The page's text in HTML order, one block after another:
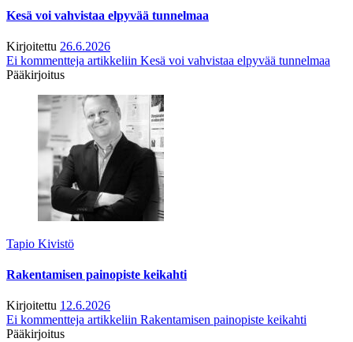
Kesä voi vahvistaa elpyvää tunnelmaa
Kirjoitettu 26.6.2026
Ei kommentteja artikkeliin Kesä voi vahvistaa elpyvää tunnelmaa
Pääkirjoitus
Tapio Kivistö
Rakentamisen painopiste keikahti
Kirjoitettu 12.6.2026
Ei kommentteja artikkeliin Rakentamisen painopiste keikahti
Pääkirjoitus